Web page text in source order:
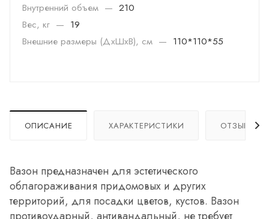
Внутренний объем — 210
Вес, кг — 19
Внешние размеры (ДхШхВ), см — 110*110*55
ОПИСАНИЕ ХАРАКТЕРИСТИКИ ОТЗЫВЫ
Вазон предназначен для эстетического
облагораживания придомовых и других
территорий, для посадки цветов, кустов. Вазон